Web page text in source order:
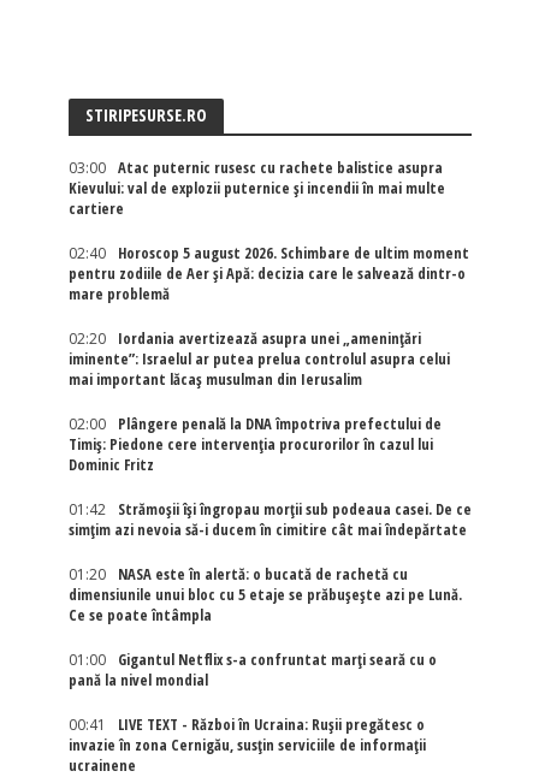
STIRIPESURSE.RO
03:00
Atac puternic rusesc cu rachete balistice asupra
Kievului: val de explozii puternice și incendii în mai multe
cartiere
02:40
Horoscop 5 august 2026. Schimbare de ultim moment
pentru zodiile de Aer și Apă: decizia care le salvează dintr-o
mare problemă
02:20
Iordania avertizează asupra unei „amenințări
iminente”: Israelul ar putea prelua controlul asupra celui
mai important lăcaș musulman din Ierusalim
02:00
Plângere penală la DNA împotriva prefectului de
Timiș: Piedone cere intervenția procurorilor în cazul lui
Dominic Fritz
01:42
Strămoșii își îngropau morții sub podeaua casei. De ce
simțim azi nevoia să-i ducem în cimitire cât mai îndepărtate
01:20
NASA este în alertă: o bucată de rachetă cu
dimensiunile unui bloc cu 5 etaje se prăbușește azi pe Lună.
Ce se poate întâmpla
01:00
Gigantul Netflix s-a confruntat marţi seară cu o
pană la nivel mondial
00:41
LIVE TEXT - Război în Ucraina: Rușii pregătesc o
invazie în zona Cernigău, susțin serviciile de informații
ucrainene